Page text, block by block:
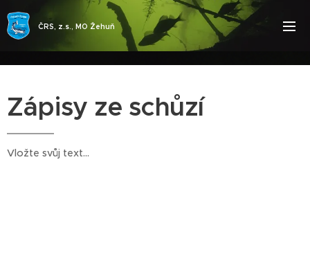
ČRS, z.s., MO Žehuň
Zápisy ze schůzí
Vložte svůj text...